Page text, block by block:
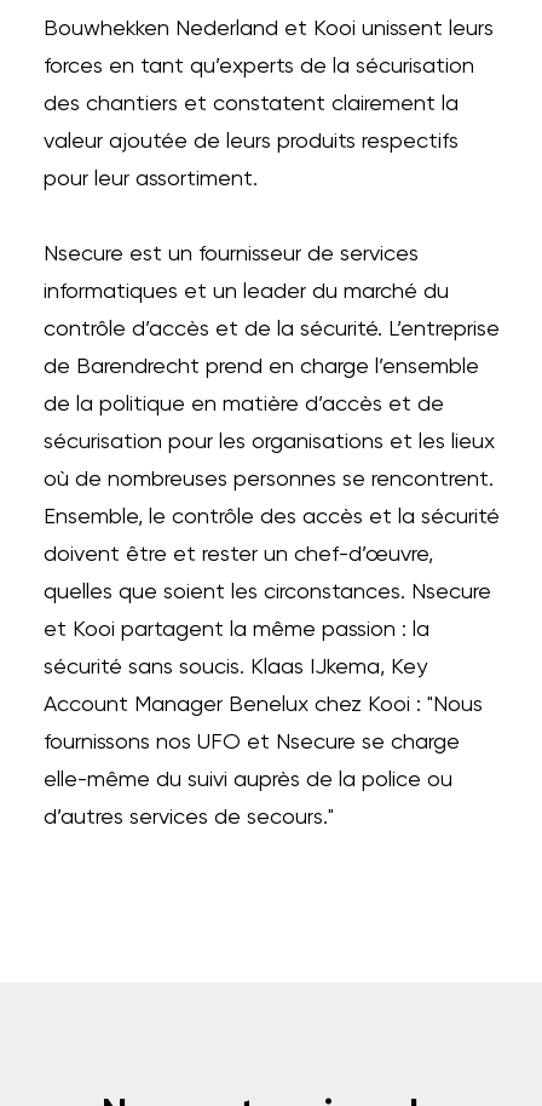
Bouwhekken Nederland et Kooi unissent leurs
forces en tant qu’experts de la sécurisation
des chantiers et constatent clairement la
valeur ajoutée de leurs produits respectifs
pour leur assortiment.
Nsecure est un fournisseur de services
informatiques et un leader du marché du
contrôle d’accès et de la sécurité. L’entreprise
de Barendrecht prend en charge l’ensemble
de la politique en matière d’accès et de
sécurisation pour les organisations et les lieux
où de nombreuses personnes se rencontrent.
Ensemble, le contrôle des accès et la sécurité
doivent être et rester un chef-d’œuvre,
quelles que soient les circonstances. Nsecure
et Kooi partagent la même passion : la
sécurité sans soucis. Klaas IJkema, Key
Account Manager Benelux chez Kooi : "Nous
fournissons nos UFO et Nsecure se charge
elle-même du suivi auprès de la police ou
d’autres services de secours."